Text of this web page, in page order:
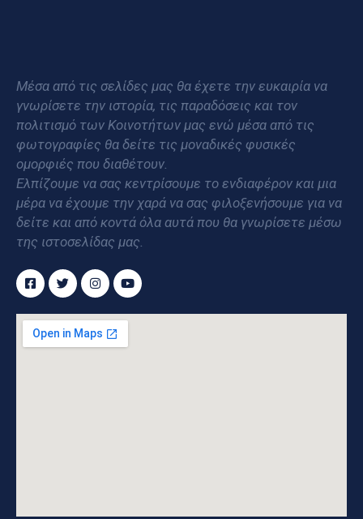
Μέσα από τις σελίδες μας θα έχετε την ευκαιρία να
γνωρίσετε την ιστορία, τις παραδόσεις και τον
πολιτισμό των Κοινοτήτων μας ενώ μέσα από τις
φωτογραφίες θα δείτε τις μοναδικές φυσικές
ομορφιές που διαθέτουν.
Ελπίζουμε να σας κεντρίσουμε το ενδιαφέρον και μια
μέρα να έχουμε την χαρά να σας φιλοξενήσουμε για να
δείτε και από κοντά όλα αυτά που θα γνωρίσετε μέσω
της ιστοσελίδας μας.